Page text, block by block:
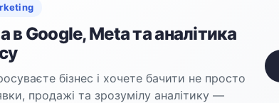
в Google, Meta та аналітика
бізнес і хочете бачити не просто
продажі та зрозумілу аналітику —